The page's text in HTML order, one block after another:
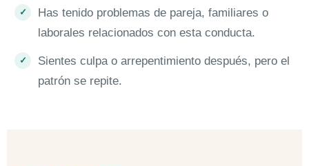
Has tenido problemas de pareja, familiares o
laborales relacionados con esta conducta.
Sientes culpa o arrepentimiento después, pero el
patrón se repite.